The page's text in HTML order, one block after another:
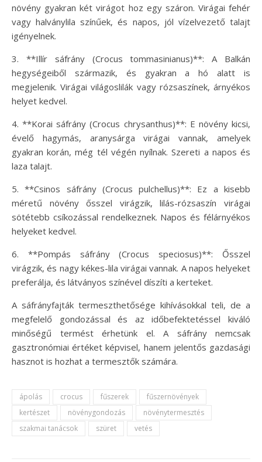
növény gyakran két virágot hoz egy száron. Virágai fehér
vagy halványlila színűek, és napos, jól vízelvezető talajt
igényelnek.
3. **Illír sáfrány (Crocus tommasinianus)**: A Balkán
hegységeiből származik, és gyakran a hó alatt is
megjelenik. Virágai világoslilák vagy rózsaszínek, árnyékos
helyet kedvel.
4. **Korai sáfrány (Crocus chrysanthus)**: E növény kicsi,
évelő hagymás, aranysárga virágai vannak, amelyek
gyakran korán, még tél végén nyílnak. Szereti a napos és
laza talajt.
5. **Csinos sáfrány (Crocus pulchellus)**: Ez a kisebb
méretű növény ősszel virágzik, lilás-rózsaszín virágai
sötétebb csíkozással rendelkeznek. Napos és félárnyékos
helyeket kedvel.
6. **Pompás sáfrány (Crocus speciosus)**: Ősszel
virágzik, és nagy kékes-lila virágai vannak. A napos helyeket
preferálja, és látványos színével díszíti a kerteket.
A sáfrányfajták termeszthetősége kihívásokkal teli, de a
megfelelő gondozással és az időbefektetéssel kiváló
minőségű termést érhetünk el. A sáfrány nemcsak
gasztronómiai értéket képvisel, hanem jelentős gazdasági
hasznot is hozhat a termesztők számára.
ápolás crocus fűszerek
fűszernövények
kertészet
növénygondozás
növénytermesztés
szakmai tanácsok
szüret vetés